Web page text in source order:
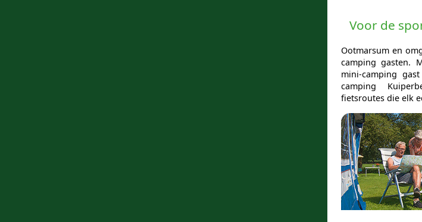
Voor de
Ootmarsum en
camping gasten.
mini-camping
camping
fietsroutes die elk